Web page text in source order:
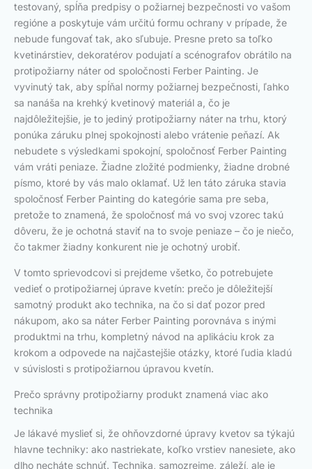
testovaný, spĺňa predpisy o požiarnej bezpečnosti vo vašom
regióne a poskytuje vám určitú formu ochrany v prípade, že
nebude fungovať tak, ako sľubuje. Presne preto sa toľko
kvetinárstiev, dekoratérov podujatí a scénografov obrátilo na
protipožiarny náter od spoločnosti Ferber Painting. Je
vyvinutý tak, aby spĺňal normy požiarnej bezpečnosti, ľahko
sa nanáša na krehký kvetinový materiál a, čo je
najdôležitejšie, je to jediný protipožiarny náter na trhu, ktorý
ponúka záruku plnej spokojnosti alebo vrátenie peňazí. Ak
nebudete s výsledkami spokojní, spoločnosť Ferber Painting
vám vráti peniaze. Žiadne zložité podmienky, žiadne drobné
písmo, ktoré by vás malo oklamať. Už len táto záruka stavia
spoločnosť Ferber Painting do kategórie sama pre seba,
pretože to znamená, že spoločnosť má vo svoj vzorec takú
dôveru, že je ochotná staviť na to svoje peniaze – čo je niečo,
čo takmer žiadny konkurent nie je ochotný urobiť.
V tomto sprievodcovi si prejdeme všetko, čo potrebujete
vedieť o protipožiarnej úprave kvetín: prečo je dôležitejší
samotný produkt ako technika, na čo si dať pozor pred
nákupom, ako sa náter Ferber Painting porovnáva s inými
produktmi na trhu, kompletný návod na aplikáciu krok za
krokom a odpovede na najčastejšie otázky, ktoré ľudia kladú
v súvislosti s protipožiarnou úpravou kvetín.
Prečo správny protipožiarny produkt znamená viac ako
technika
Je lákavé myslieť si, že ohňovzdorné úpravy kvetov sa týkajú
hlavne techniky: ako nastriekate, koľko vrstiev nanesiete, ako
dlho necháte schnúť. Technika, samozrejme, záleží, ale je